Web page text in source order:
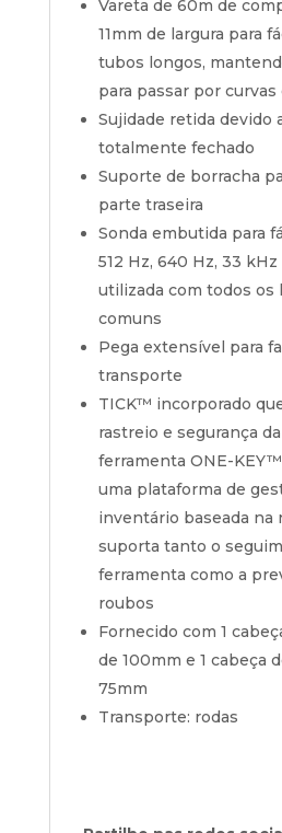
Vareta de 60m de
11mm de largura para
tubos longos,
para passar por curvas
Sujidade retida devido
totalmente fechado
Suporte de borracha
parte traseira
Sonda embutida para
512 Hz, 640 Hz, 33
utilizada com todos os
comuns
Pega extensível para
transporte
TICK™ incorporado
rastreio e segurança da
ferramenta ONE-KEY™
uma plataforma de
inventário baseada na
suporta tanto o
ferramenta como a
roubos
Fornecido com 1
de 100mm e 1 cabeça
75mm
Transporte: rodas